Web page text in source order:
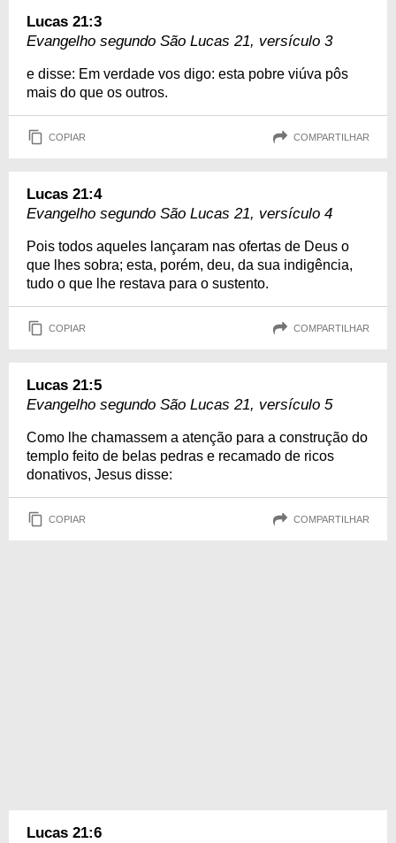
Lucas 21:3
Evangelho segundo São Lucas 21, versículo 3
e disse: Em verdade vos digo: esta pobre viúva pôs
mais do que os outros.
COPIAR COMPARTILHAR
Lucas 21:4
Evangelho segundo São Lucas 21, versículo 4
Pois todos aqueles lançaram nas ofertas de Deus o
que lhes sobra; esta, porém, deu, da sua indigência,
tudo o que lhe restava para o sustento.
COPIAR COMPARTILHAR
Lucas 21:5
Evangelho segundo São Lucas 21, versículo 5
Como lhe chamassem a atenção para a construção do
templo feito de belas pedras e recamado de ricos
donativos, Jesus disse:
COPIAR COMPARTILHAR
Lucas 21:6